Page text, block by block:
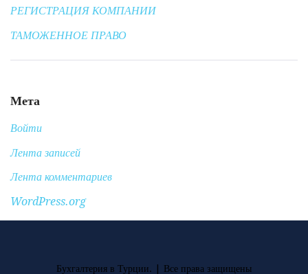
РЕГИСТРАЦИЯ КОМПАНИИ
ТАМОЖЕННОЕ ПРАВО
Мета
Войти
Лента записей
Лента комментариев
WordPress.org
Бухгалтерия в Турции. | Все права защищены